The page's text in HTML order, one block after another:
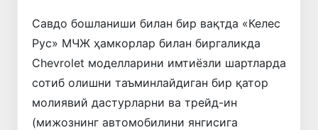
Савдо бошланиши билан бир вақтда «Келес
Рус» МЧЖ ҳамкорлар билан биргаликда
Chevrolet моделларини имтиёзли шартларда
сотиб олишни таъминлайдиган бир қатор
молиявий дастурларни ва трейд-ин
(мижознинг автомобилини янгисига